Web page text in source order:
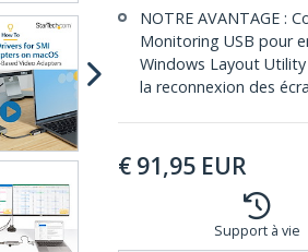
NOTRE AVANTAGE :
Monitoring USB pour
Windows Layout
la reconnexion des
€ 91,95 EUR
Support à vie